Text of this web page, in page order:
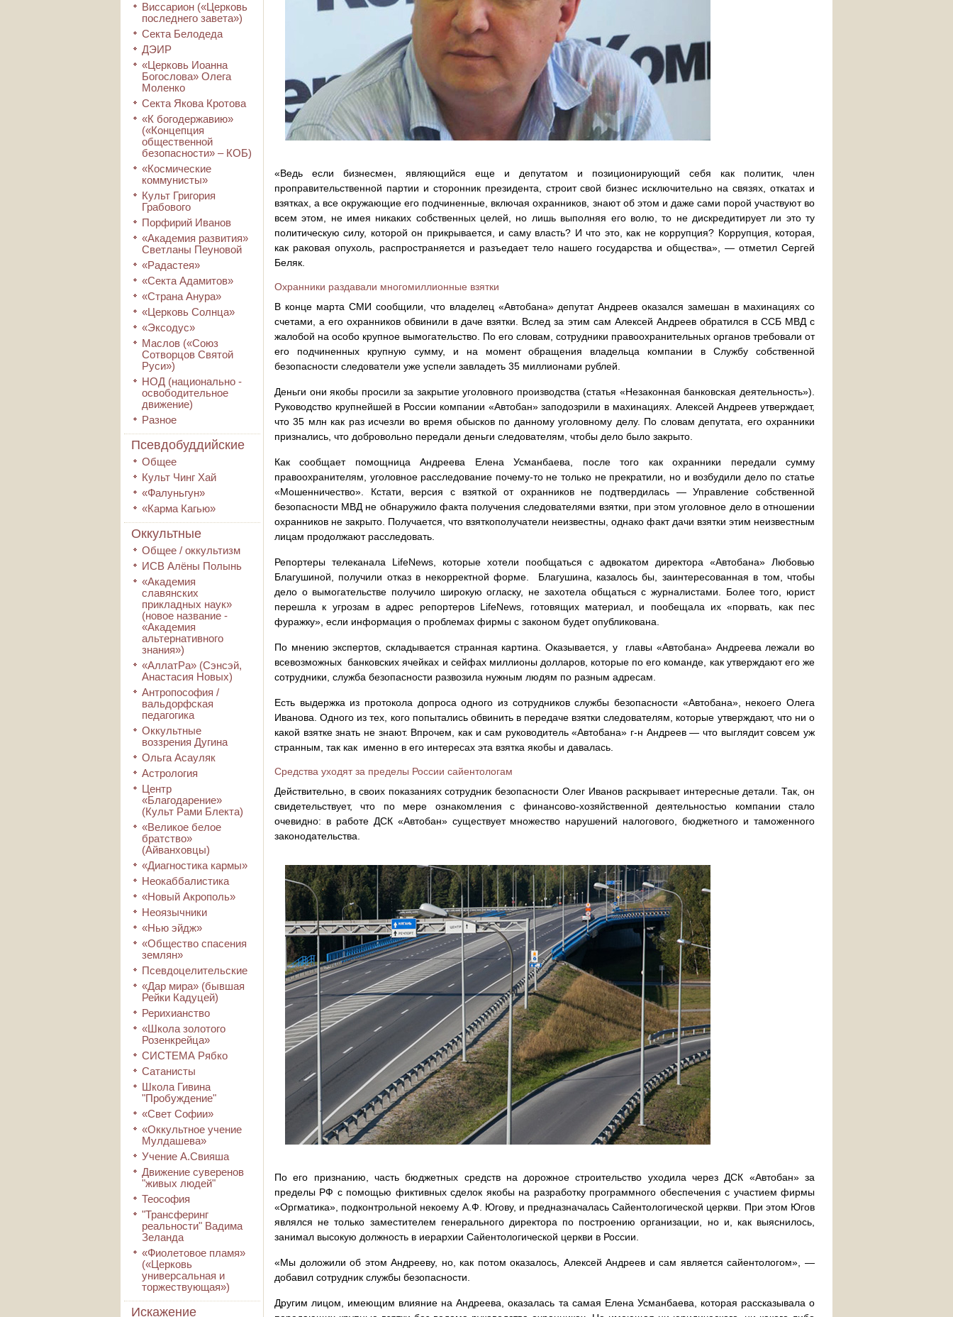
Виссарион («Церковь
последнего завета»)
Секта Белодеда
ДЭИР
«Церковь Иоанна
Богослова» Олега
Моленко
Секта Якова Кротова
«К богодержавию»
(«Концепция
общественной
безопасности» – КОБ)
«Космические
коммунисты»
Культ Григория
Грабового
Порфирий Иванов
«Академия развития»
Светланы Пеуновой
«Радастея»
«Секта Адамитов»
«Страна Анура»
«Церковь Солнца»
«Эксодус»
Маслов («Союз
Сотворцов Святой
Руси»)
НОД (национально -
освободительное
движение)
Разное
Псевдобуддийские
Общее
Культ Чинг Хай
«Фалуньгун»
«Карма Кагью»
Оккультные
Общее / оккультизм
ИСВ Алёны Полынь
«Академия
славянских
прикладных наук»
(новое название -
«Академия
альтернативного
знания»)
«АллатРа» (Сэнсэй,
Анастасия Новых)
Антропософия /
вальдорфская
педагогика
Оккультные
воззрения Дугина
Ольга Асауляк
Астрология
Центр
«Благодарение»
(Культ Рами Блекта)
«Великое белое
братство»
(Айванховцы)
«Диагностика кармы»
Неокаббалистика
«Новый Акрополь»
Неоязычники
«Нью эйдж»
«Общество спасения
землян»
Псевдоцелительские
«Дар мира» (бывшая
Рейки Кадуцей)
Рерихианство
«Школа золотого
Розенкрейца»
СИСТЕМА Рябко
Сатанисты
Школа Гивина
"Пробуждение"
«Свет Софии»
«Оккультное учение
Мулдашева»
Учение А.Свияша
Движение суверенов
"живых людей"
Теософия
"Трансферинг
реальности" Вадима
Зеланда
«Фиолетовое пламя»
(«Церковь
универсальная и
торжествующая»)
Искажение
«Ведь если бизнесмен, являющийся еще и депутатом и позиционирующий себя как политик, член
проправительственной партии и сторонник президента, строит свой бизнес исключительно на связях, откатах и
взятках, а все окружающие его подчиненные, включая охранников, знают об этом и даже сами порой участвуют во
всем этом, не имея никаких собственных целей, но лишь выполняя его волю, то не дискредитирует ли это ту
политическую силу, которой он прикрывается, и саму власть? И что это, как не коррупция? Коррупция, которая,
как раковая опухоль, распространяется и разъедает тело нашего государства и общества», — отметил Сергей
Беляк.
Охранники раздавали многомиллионные взятки
В конце марта СМИ сообщили, что владелец «Автобана» депутат Андреев оказался замешан в махинациях со
счетами, а его охранников обвинили в даче взятки. Вслед за этим сам Алексей Андреев обратился в ССБ МВД с
жалобой на особо крупное вымогательство. По его словам, сотрудники правоохранительных органов требовали от
его подчиненных крупную сумму, и на момент обращения владельца компании в Службу собственной
безопасности следователи уже успели завладеть 35 миллионами рублей.
Деньги они якобы просили за закрытие уголовного производства (статья «Незаконная банковская деятельность»).
Руководство крупнейшей в России компании «Автобан» заподозрили в махинациях. Алексей Андреев утверждает,
что 35 млн как раз исчезли во время обысков по данному уголовному делу. По словам депутата, его охранники
признались, что добровольно передали деньги следователям, чтобы дело было закрыто.
Как сообщает помощница Андреева Елена Усманбаева, после того как охранники передали сумму
правоохранителям, уголовное расследование почему-то не только не прекратили, но и возбудили дело по статье
«Мошенничество». Кстати, версия с взяткой от охранников не подтвердилась — Управление собственной
безопасности МВД не обнаружило факта получения следователями взятки, при этом уголовное дело в отношении
охранников не закрыто. Получается, что взяткополучатели неизвестны, однако факт дачи взятки этим неизвестным
лицам продолжают расследовать.
Репортеры телеканала LifeNews, которые хотели пообщаться с адвокатом директора «Автобана» Любовью
Благушиной, получили отказ в некорректной форме. Благушина, казалось бы, заинтересованная в том, чтобы
дело о вымогательстве получило широкую огласку, не захотела общаться с журналистами. Более того, юрист
перешла к угрозам в адрес репортеров LifeNews, готовящих материал, и пообещала их «порвать, как пес
фуражку», если информация о проблемах фирмы с законом будет опубликована.
По мнению экспертов, складывается странная картина. Оказывается, у главы «Автобана» Андреева лежали во
всевозможных банковских ячейках и сейфах миллионы долларов, которые по его команде, как утверждают его же
сотрудники, служба безопасности развозила нужным людям по разным адресам.
Есть выдержка из протокола допроса одного из сотрудников службы безопасности «Автобана», некоего Олега
Иванова. Одного из тех, кого попытались обвинить в передаче взятки следователям, которые утверждают, что ни о
какой взятке знать не знают. Впрочем, как и сам руководитель «Автобана» г-н Андреев — что выглядит совсем уж
странным, так как именно в его интересах эта взятка якобы и давалась.
Средства уходят за пределы России сайентологам
Действительно, в своих показаниях сотрудник безопасности Олег Иванов раскрывает интересные детали. Так, он
свидетельствует, что по мере ознакомления с финансово-хозяйственной деятельностью компании стало
очевидно: в работе ДСК «Автобан» существует множество нарушений налогового, бюджетного и таможенного
законодательства.
По его признанию, часть бюджетных средств на дорожное строительство уходила через ДСК «Автобан» за
пределы РФ с помощью фиктивных сделок якобы на разработку программного обеспечения с участием фирмы
«Оргматика», подконтрольной некоему А.Ф. Югову, и предназначалась Сайентологической церкви. При этом Югов
являлся не только заместителем генерального директора по построению организации, но и, как выяснилось,
занимал высокую должность в иерархии Сайентологической церкви в России.
«Мы доложили об этом Андрееву, но, как потом оказалось, Алексей Андреев и сам является сайентологом», —
добавил сотрудник службы безопасности.
Другим лицом, имеющим влияние на Андреева, оказалась та самая Елена Усманбаева, которая рассказывала о